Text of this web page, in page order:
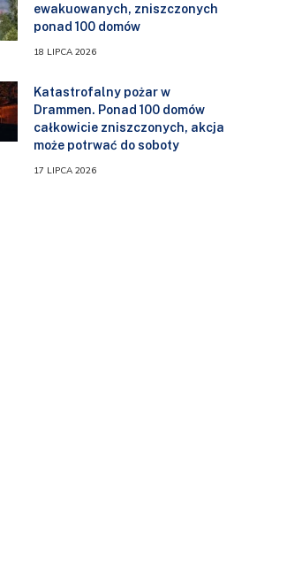
ewakuowanych, zniszczonych
ponad 100 domów
18 LIPCA 2026
Katastrofalny pożar w
Drammen. Ponad 100 domów
całkowicie zniszczonych, akcja
może potrwać do soboty
17 LIPCA 2026